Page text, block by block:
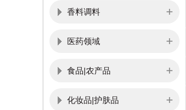
香料调料
医药领域
食品|农产品
化妆品|护肤品